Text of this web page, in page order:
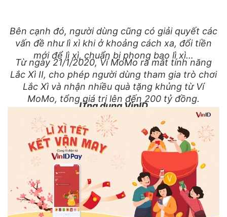
Bên cạnh đó, người dùng cũng có giải quyết các
vấn đề như lì xì khi ở khoảng cách xa, đổi tiền
mới để lì xì, chuẩn bị phong bao lì xì…
Từ ngày 21/1/2020, Ví MoMo ra mắt tính năng
Lắc Xì II, cho phép người dùng tham gia trò chơi
Lắc Xì và nhận nhiều quà tặng khủng từ Ví
MoMo, tổng giá trị lên đến 200 tỷ đồng.
Ứng dụng VinID